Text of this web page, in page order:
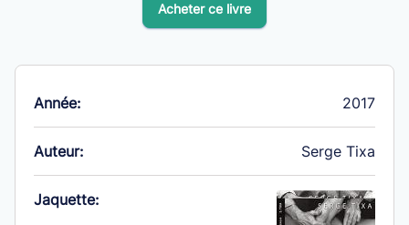
Acheter ce livre
Année: 2017
Auteur: Serge Tixa
Jaquette: